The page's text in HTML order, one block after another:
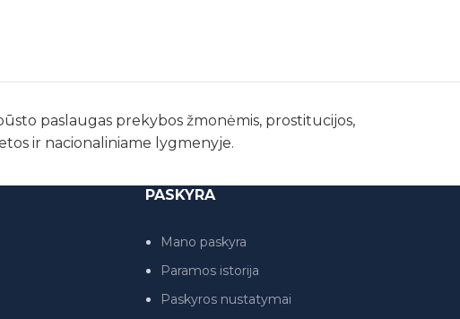
paslaugas prekybos žmonėmis, prostitucijos,
ir nacionaliniame lygmenyje.
PASKYRA
Mano paskyra
Paramos istorija
Paskyros nustatymai